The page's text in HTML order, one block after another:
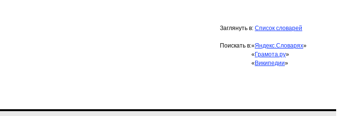
Заглянуть в: Список словарей
Поискать в:«Яндекс.Словарях»
« Грамота.ру»
« Википедии»